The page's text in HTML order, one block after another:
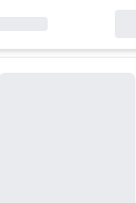
người dùng.